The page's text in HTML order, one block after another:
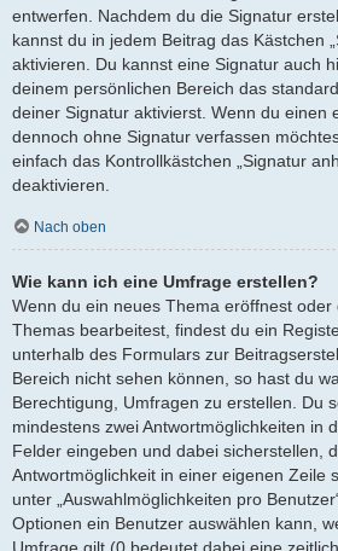
entwerfen. Nachdem du die Signatur
kannst du in jedem Beitrag das Kästchen
aktivieren. Du kannst eine Signatur auch
deinem persönlichen Bereich das
deiner Signatur aktivierst. Wenn du einen
dennoch ohne Signatur verfassen
einfach das Kontrollkästchen „Signatur
deaktivieren.
Nach oben
Wie kann ich eine Umfrage erstellen?
Wenn du ein neues Thema eröffnest
Themas bearbeitest, findest du ein
unterhalb des Formulars zur
Bereich nicht sehen können, so hast du
Berechtigung, Umfragen zu erstellen. Du
mindestens zwei Antwortmöglichkeiten in
Felder eingeben und dabei sicherstellen,
Antwortmöglichkeit in einer eigenen Zeile
unter „Auswahlmöglichkeiten pro
Optionen ein Benutzer auswählen kann,
Umfrage gilt (0 bedeutet dabei eine